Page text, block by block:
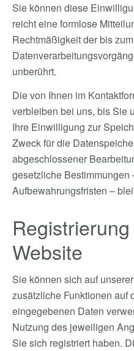
Sie können diese
reicht eine formlose
Rechtmäßigkeit der bis
unberührt.
Die von Ihnen im
verbleiben bei uns, bis Sie
Ihre Einwilligung zur
Zweck für die
abgeschlossener
gesetzliche Bestimmungen
Aufbewahrungsfristen –
Website
Sie können sich auf
zusätzliche Funktionen auf
eingegebenen Daten
Nutzung des jeweiligen
Sie sich registriert haben.